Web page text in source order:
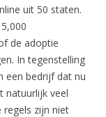
uit 50 staten.
de adoptie
In tegenstelling
een bedrijf dat nu
natuurlijk veel
regels zijn niet